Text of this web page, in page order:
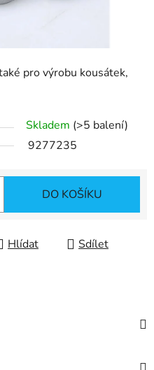
pro výrobu kousátek,
Skladem (>5 balení)
9277235
DO KOŠÍKU
Hlídat Sdílet